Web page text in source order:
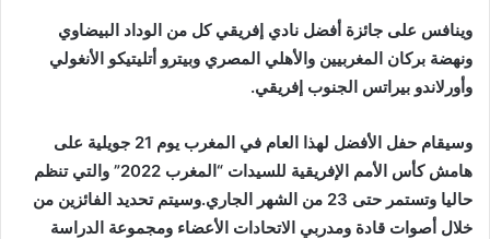
وينافس على جائزة أفضل نادي إفريقي كل من الوداد البيضاوي
ونهضة بركان المغربيين والأهلي المصري وبيترو أتليتيكو الأنغولي
وأورلاندو بيراتس الجنوب إفريقي.
وسيقام حفل الأفضل لهذا العام في المغرب يوم 21 جويلية على
هامش كأس الأمم الإفريقية للسيدات “المغرب 2022” والتي تنظم
حاليا وتستمر حتى 23 من الشهر الجاري.وسيتم تحديد الفائزين من
خلال أصوات قادة ومدربي الاتحادات الأعضاء ومجموعة الدراسة